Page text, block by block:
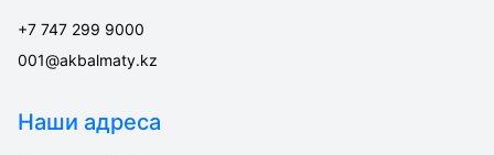
+7 747 299 9000
001@akbalmaty.kz
Наши адреса